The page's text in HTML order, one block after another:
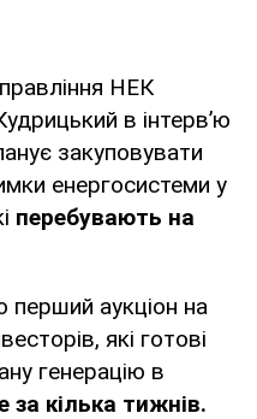
НЕК
в інтерв’ю
закуповувати
енергосистеми у
перебувають на
перший аукціон на
які готові
генерацію в
за кілька тижнів.